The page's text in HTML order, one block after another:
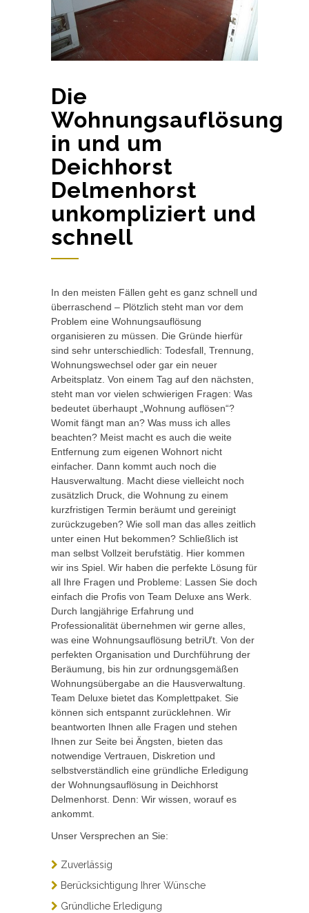
Die
Wohnungsauflösung
in und um
Deichhorst
Delmenhorst
unkompliziert und
schnell
In den meisten Fällen geht es ganz schnell und
überraschend – Plötzlich steht man vor dem
Problem eine Wohnungsauflösung
organisieren zu müssen. Die Gründe hierfür
sind sehr unterschiedlich: Todesfall, Trennung,
Wohnungswechsel oder gar ein neuer
Arbeitsplatz. Von einem Tag auf den nächsten,
steht man vor vielen schwierigen Fragen: Was
bedeutet überhaupt „Wohnung auflösen“?
Womit fängt man an? Was muss ich alles
beachten? Meist macht es auch die weite
Entfernung zum eigenen Wohnort nicht
einfacher. Dann kommt auch noch die
Hausverwaltung. Macht diese vielleicht noch
zusätzlich Druck, die Wohnung zu einem
kurzfristigen Termin beräumt und gereinigt
zurückzugeben? Wie soll man das alles zeitlich
unter einen Hut bekommen? Schließlich ist
man selbst Vollzeit berufstätig. Hier kommen
wir ins Spiel. Wir haben die perfekte Lösung für
all Ihre Fragen und Probleme: Lassen Sie doch
einfach die Profis von Team Deluxe ans Werk.
Durch langjährige Erfahrung und
Professionalität übernehmen wir gerne alles,
was eine Wohnungsauflösung betriƯt. Von der
perfekten Organisation und Durchführung der
Beräumung, bis hin zur ordnungsgemäßen
Wohnungsübergabe an die Hausverwaltung.
Team Deluxe bietet das Komplettpaket. Sie
können sich entspannt zurücklehnen. Wir
beantworten Ihnen alle Fragen und stehen
Ihnen zur Seite bei Ängsten, bieten das
notwendige Vertrauen, Diskretion und
selbstverständlich eine gründliche Erledigung
der Wohnungsauflösung in Deichhorst
Delmenhorst. Denn: Wir wissen, worauf es
ankommt.
Unser Versprechen an Sie:
Zuverlässig
Berücksichtigung Ihrer Wünsche
Gründliche Erledigung